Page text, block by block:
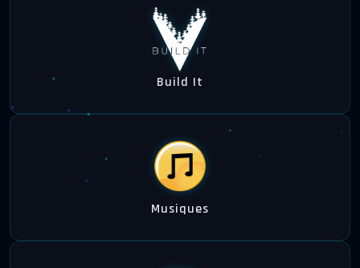
Build It
Musiques